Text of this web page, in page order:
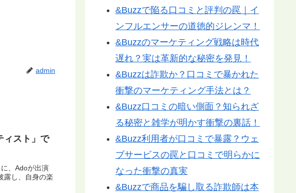
admin
ィスト」で
、Adoが出演
露し、自身の楽
&Buzzで陥る口コミと評判の罠｜イ
ンフルエンサーの道徳的ジレンマ！
&Buzzのマーケティング戦略は時代
遅れ？実は革新的な秘密を発見！
&Buzzは詐欺か？口コミで暴かれた
衝撃のマーケティング手法とは？
&Buzz口コミの暗い側面？知られざ
る秘密と雑学が明かす衝撃の裏話！
&Buzz利用者が口コミで暴露？ウェ
ブサービスの罠と口コミで明らかに
なった衝撃の真実
&Buzzで商品を騙し取る詐欺師は本